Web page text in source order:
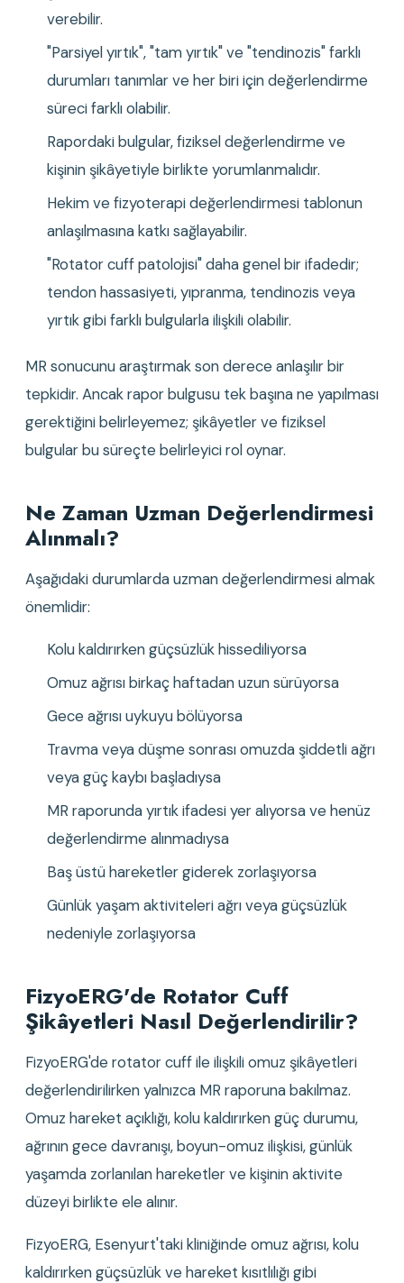
verebilir.
"Parsiyel yırtık", "tam yırtık" ve "tendinozis" farklı
durumları tanımlar ve her biri için değerlendirme
süreci farklı olabilir.
Rapordaki bulgular, fiziksel değerlendirme ve
kişinin şikâyetiyle birlikte yorumlanmalıdır.
Hekim ve fizyoterapi değerlendirmesi tablonun
anlaşılmasına katkı sağlayabilir.
"Rotator cuff patolojisi" daha genel bir ifadedir;
tendon hassasiyeti, yıpranma, tendinozis veya
yırtık gibi farklı bulgularla ilişkili olabilir.
MR sonucunu araştırmak son derece anlaşılır bir
tepkidir. Ancak rapor bulgusu tek başına ne yapılması
gerektiğini belirleyemez; şikâyetler ve fiziksel
bulgular bu süreçte belirleyici rol oynar.
Ne Zaman Uzman Değerlendirmesi
Alınmalı?
Aşağıdaki durumlarda uzman değerlendirmesi almak
önemlidir:
Kolu kaldırırken güçsüzlük hissediliyorsa
Omuz ağrısı birkaç haftadan uzun sürüyorsa
Gece ağrısı uykuyu bölüyorsa
Travma veya düşme sonrası omuzda şiddetli ağrı
veya güç kaybı başladıysa
MR raporunda yırtık ifadesi yer alıyorsa ve henüz
değerlendirme alınmadıysa
Baş üstü hareketler giderek zorlaşıyorsa
Günlük yaşam aktiviteleri ağrı veya güçsüzlük
nedeniyle zorlaşıyorsa
FizyoERG'de Rotator Cuff
Şikâyetleri Nasıl Değerlendirilir?
FizyoERG'de rotator cuff ile ilişkili omuz şikâyetleri
değerlendirilirken yalnızca MR raporuna bakılmaz.
Omuz hareket açıklığı, kolu kaldırırken güç durumu,
ağrının gece davranışı, boyun-omuz ilişkisi, günlük
yaşamda zorlanılan hareketler ve kişinin aktivite
düzeyi birlikte ele alınır.
FizyoERG, Esenyurt'taki kliniğinde omuz ağrısı, kolu
kaldırırken güçsüzlük ve hareket kısıtlılığı gibi